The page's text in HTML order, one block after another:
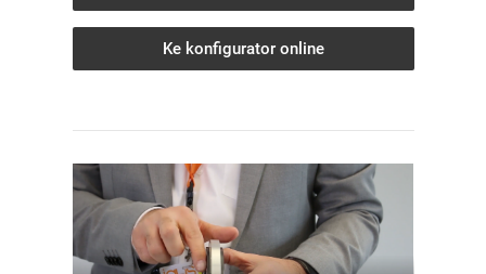
Ke konfigurator online